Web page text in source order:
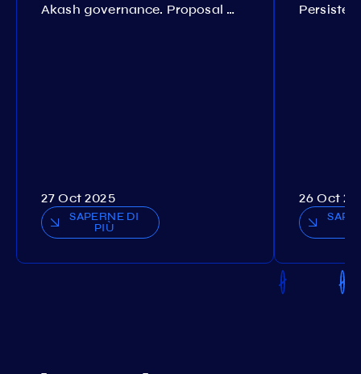
Akash governance. Proposal №308
27 Oct 2025
SAPERNE DI
PIÙ
26 Oct